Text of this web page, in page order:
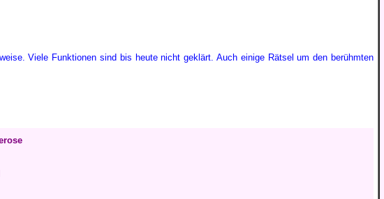
Viele Funktionen sind bis heute nicht geklärt. Auch einige Rätsel um den berühmten